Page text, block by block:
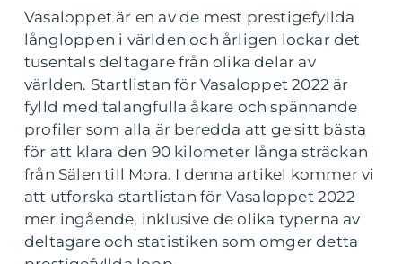
Vasaloppet är en av de mest prestigefyllda
långloppen i världen och årligen lockar det
tusentals deltagare från olika delar av
världen. Startlistan för Vasaloppet 2022 är
fylld med talangfulla åkare och spännande
profiler som alla är beredda att ge sitt bästa
för att klara den 90 kilometer långa sträckan
från Sälen till Mora. I denna artikel kommer vi
att utforska startlistan för Vasaloppet 2022
mer ingående, inklusive de olika typerna av
deltagare och statistiken som omger detta